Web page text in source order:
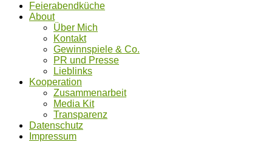
Feierabendküche
About
Über Mich
Kontakt
Gewinnspiele & Co.
PR und Presse
Lieblinks
Kooperation
Zusammenarbeit
Media Kit
Transparenz
Datenschutz
Impressum